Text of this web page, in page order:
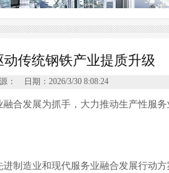
传统钢铁产业提质升级
： 日期：2026/3/30 8:08:24
合发展为抓手，大力推动生产性服
制造业和现代服务业融合发展行动